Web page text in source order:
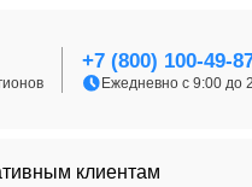
+7 (800) 100-49-
Ежедневно с 9:00 до
клиентам